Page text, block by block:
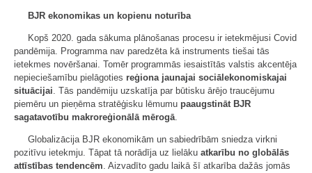
BJR ekonomikas un kopienu noturība
Kopš 2020. gada sākuma plānošanas procesu ir ietekmējusi Covid
pandēmija. Programma nav paredzēta kā instruments tiešai tās
ietekmes novēršanai. Tomēr programmās iesaistītās valstis akcentēja
nepieciešamību pielāgoties reģiona jaunajai sociālekonomiskajai
situācijai. Tās pandēmiju uzskatīja par būtisku ārējo traucējumu
piemēru un pieņēma stratēģisku lēmumu paaugstināt BJR
sagatavotību makroreģionālā mērogā.
Globalizācija BJR ekonomikām un sabiedrībām sniedza virkni
pozitīvu ietekmju. Tāpat tā norādīja uz lielāku atkarību no globālās
attīstības tendencēm. Aizvadīto gadu laikā šī atkarība dažās jomās